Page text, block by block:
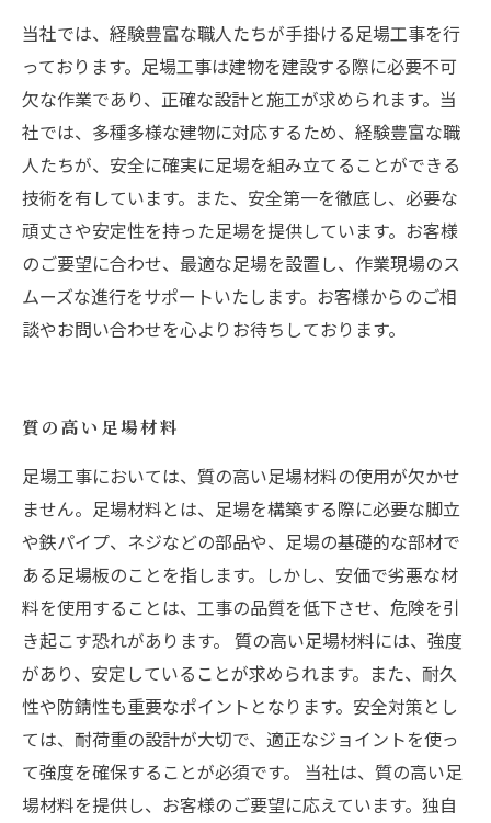
当社では、経験豊富な職人たちが手掛ける足場工事を行
っております。足場工事は建物を建設する際に必要不可
欠な作業であり、正確な設計と施工が求められます。当
社では、多種多様な建物に対応するため、経験豊富な職
人たちが、安全に確実に足場を組み立てることができる
技術を有しています。また、安全第一を徹底し、必要な
頑丈さや安定性を持った足場を提供しています。お客様
のご要望に合わせ、最適な足場を設置し、作業現場のス
ムーズな進行をサポートいたします。お客様からのご相
談やお問い合わせを心よりお待ちしております。
質の高い足場材料
足場工事においては、質の高い足場材料の使用が欠かせ
ません。足場材料とは、足場を構築する際に必要な脚立
や鉄パイプ、ネジなどの部品や、足場の基礎的な部材で
ある足場板のことを指します。しかし、安価で劣悪な材
料を使用することは、工事の品質を低下させ、危険を引
き起こす恐れがあります。 質の高い足場材料には、強度
があり、安定していることが求められます。また、耐久
性や防錆性も重要なポイントとなります。安全対策とし
ては、耐荷重の設計が大切で、適正なジョイントを使っ
て強度を確保することが必須です。 当社は、質の高い足
場材料を提供し、お客様のご要望に応えています。独自